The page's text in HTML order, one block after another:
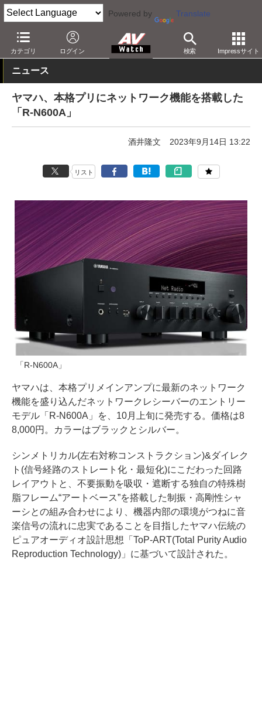
Powered by Translate
カテゴリ ログイン 検索 Impressサイト
AV Watch 製品 ネットワークプレーヤー
ニュース
ヤマハ、本格プリにネットワーク機能を搭載した
「R-N600A」
酒井隆文 2023年9月14日 13:22
リスト
「R-N600A」
ヤマハは、本格プリメインアンプに最新のネットワーク
機能を盛り込んだネットワークレシーバーのエントリー
モデル「R-N600A」を、10月上旬に発売する。価格は8
8,000円。カラーはブラックとシルバー。
シンメトリカル(左右対称コンストラクション)&ダイレク
ト(信号経路のストレート化・最短化)にこだわった回路
レイアウトと、不要振動を吸収・遮断する独自の特殊樹
脂フレーム“アートベース”を搭載した制振・高剛性シャ
ーシとの組み合わせにより、機器内部の環境がつねに音
楽信号の流れに忠実であることを目指したヤマハ伝統の
ピュアオーディオ設計思想「ToP-ART(Total Purity Audio
Reproduction Technology)」に基づいて設計された。